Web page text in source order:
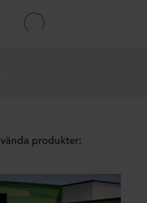
produkter: